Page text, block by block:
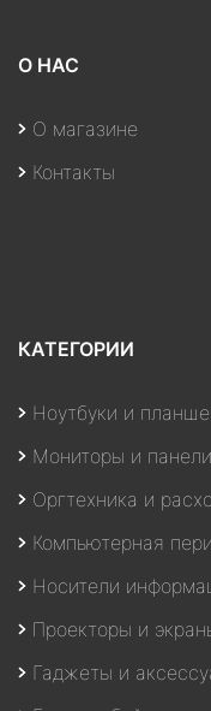
О НАС
О магазине
Контакты
КАТЕГОРИИ
Ноутбуки и
Мониторы и панели
Оргтехника и
Компьютерная
Носители
Проекторы и
Гаджеты и